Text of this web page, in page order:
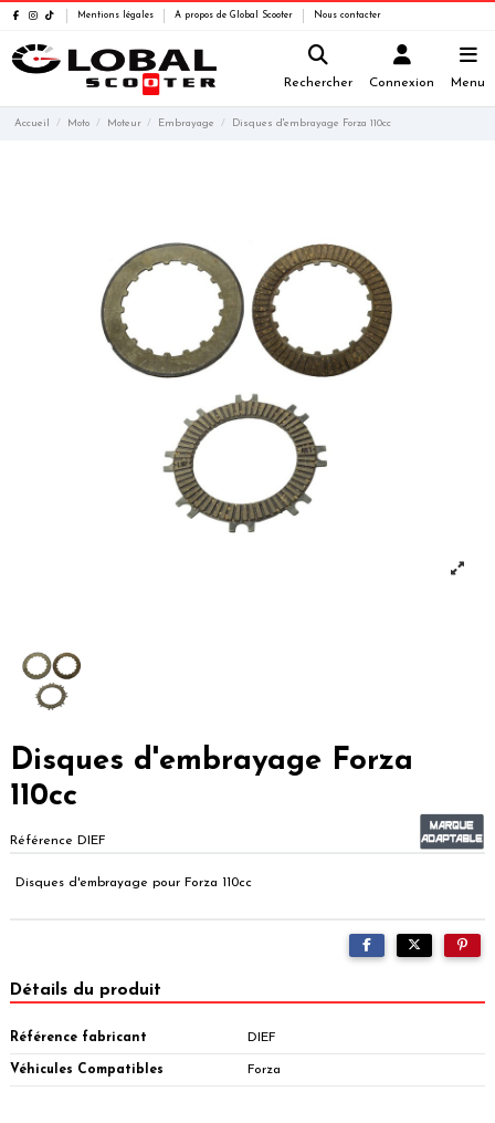
Mentions légales A propos de Global Scooter Nous contacter
Rechercher Connexion Menu
Accueil Moto Moteur Embrayage Disques d'embrayage Forza 110cc
Disques d'embrayage Forza
110cc
Référence DIEF
Disques d'embrayage pour Forza 110cc
Détails du produit
Référence fabricant DIEF
Véhicules Compatibles Forza